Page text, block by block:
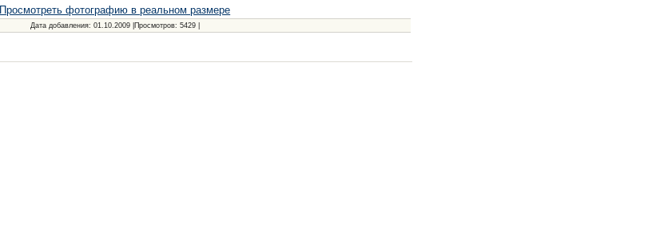
Просмотреть фотографию в реальном размере
Дата добавления: 01.10.2009 | Просмотров: 5429 |